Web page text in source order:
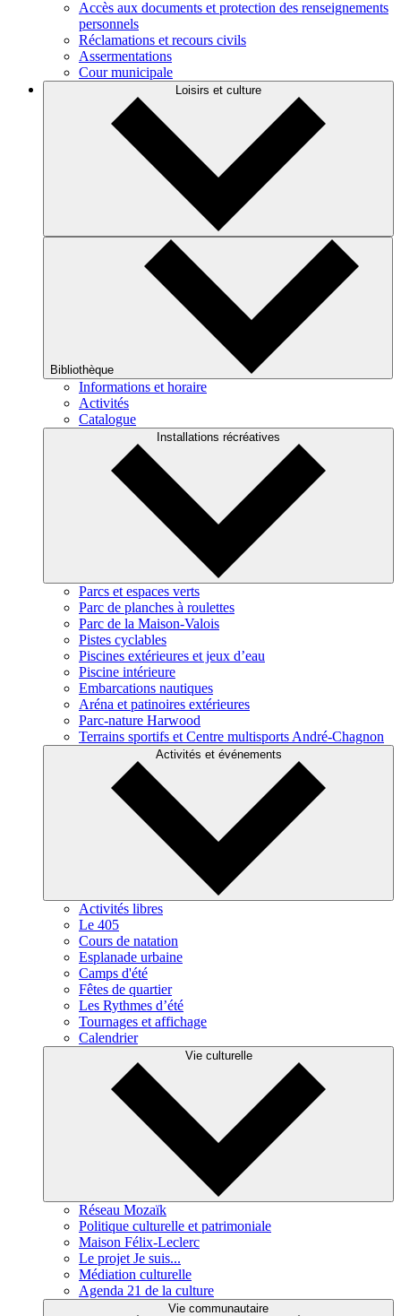
Accès aux documents et protection des renseignements
personnels
Réclamations et recours civils
Assermentations
Cour municipale
Loisirs et culture
Bibliothèque
Informations et horaire
Activités
Catalogue
Installations récréatives
Parcs et espaces verts
Parc de planches à roulettes
Parc de la Maison-Valois
Pistes cyclables
Piscines extérieures et jeux d’eau
Piscine intérieure
Embarcations nautiques
Aréna et patinoires extérieures
Parc-nature Harwood
Terrains sportifs et Centre multisports André-Chagnon
Activités et événements
Activités libres
Le 405
Cours de natation
Esplanade urbaine
Camps d'été
Fêtes de quartier
Les Rythmes d’été
Tournages et affichage
Calendrier
Vie culturelle
Réseau Mozaïk
Politique culturelle et patrimoniale
Maison Félix-Leclerc
Le projet Je suis...
Médiation culturelle
Agenda 21 de la culture
Vie communautaire